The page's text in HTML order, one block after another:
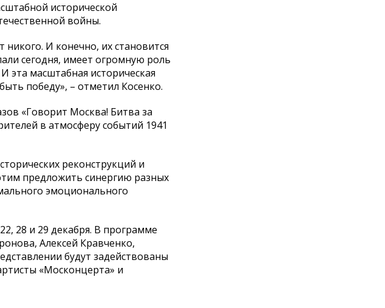
исторической
войны.
И конечно, их становится
сегодня, имеет огромную роль
эта масштабная историческая
победу», – отметил Косенко.
«Говорит Москва! Битва за
в атмосферу событий 1941
реконструкций и
предложить синергию разных
эмоционального
28 и 29 декабря. В программе
Алексей Кравченко,
будут задействованы
«Москонцерта» и